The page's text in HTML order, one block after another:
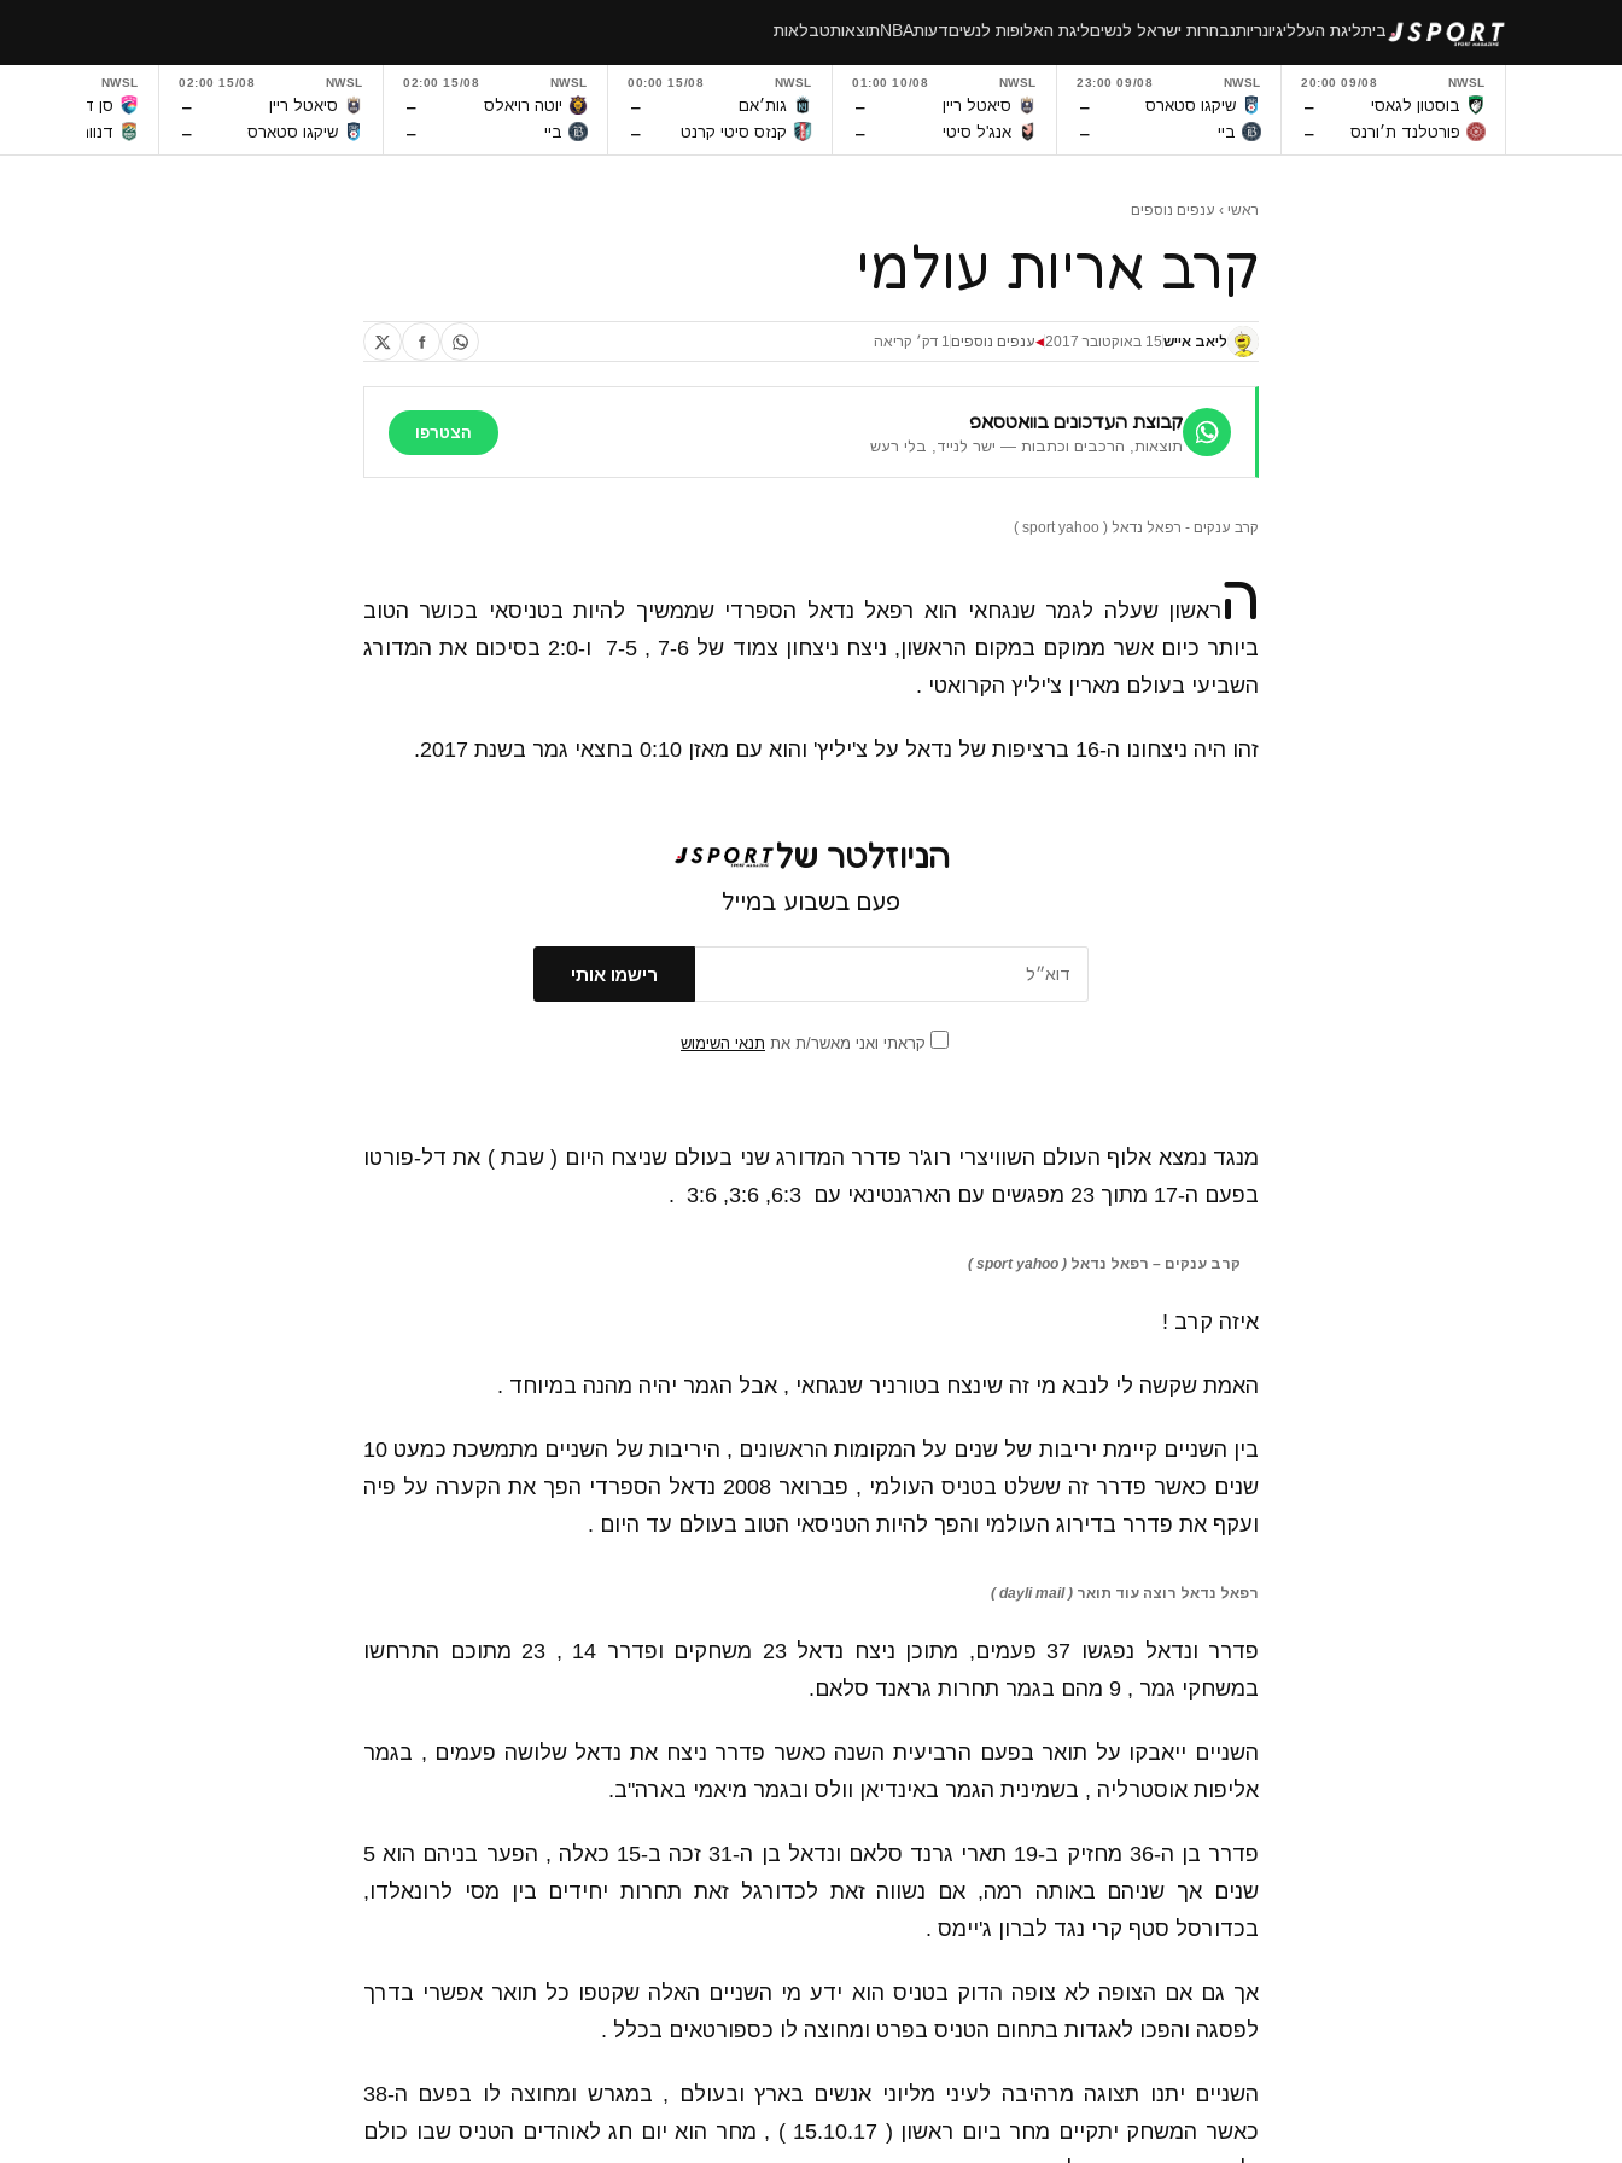
ביתליגת העלליגיונריותנבחרות ישראל לנשיםליגת האלופות לנשיםדעותNBAתוצאותטבלאות
NWSL
09/08 20:00
בוסטון לגאסי –
פורטלנד ת׳ורנס –
NWSL
09/08 23:00
שיקגו סטארס –
ביי –
NWSL
10/08 01:00
סיאטל ריין –
אנג'ל סיטי –
NWSL
15/08 00:00
גות׳אם –
קנזס סיטי קרנט –
NWSL
15/08 02:00
יוטה רויאלס –
ביי –
NWSL
15/08 02:00
סיאטל ריין –
שיקגו סטארס –
NWSL
סן דייגו וייב
דנוור סאמיט
ראשי › ענפים נוספים
קרב אריות עולמי
ליאב אייש15 באוקטובר 2017 ◀ענפים נוספים 1 דק׳ קריאה
קבוצת העדכונים בוואטסאפ
תוצאות, הרכבים וכתבות — ישר לנייד, בלי רעש
הצטרפו
קרב ענקים - רפאל נדאל ( sport yahoo )
הראשון שעלה לגמר שנגחאי הוא רפאל נדאל הספרדי שממשיך להיות בטניסאי בכושר הטוב
ביותר כיום אשר ממוקם במקום הראשון, ניצח ניצחון צמוד של 7-6 , 7-5 ו-2:0 בסיכום את המדורג
השביעי בעולם מארין צ'יליץ הקרואטי .
זהו היה ניצחונו ה-16 ברציפות של נדאל על צ'יליץ' והוא עם מאזן 0:10 בחצאי גמר בשנת 2017.
הניוזלטר של
פעם בשבוע במייל
קראתי ואני מאשר/ת את תנאי השימוש
מנגד נמצא אלוף העולם השוויצרי רוג'ר פדרר המדורג שני בעולם שניצח היום ( שבת ) את דל-פורטו
בפעם ה-17 מתוך 23 מפגשים עם הארגנטינאי עם 6:3, 3:6, 3:6 .
קרב ענקים – רפאל נדאל ( sport yahoo )
איזה קרב !
האמת שקשה לי לנבא מי זה שינצח בטורניר שנגחאי , אבל הגמר יהיה מהנה במיוחד .
בין השניים קיימת יריבות של שנים על המקומות הראשונים , היריבות של השניים מתמשכת כמעט 10
שנים כאשר פדרר זה ששלט בטניס העולמי , פברואר 2008 נדאל הספרדי הפך את הקערה על פיה
ועקף את פדרר בדירוג העולמי והפך להיות הטניסאי הטוב בעולם עד היום .
רפאל נדאל רוצה עוד תואר ( dayli mail )
פדרר ונדאל נפגשו 37 פעמים, מתוכן ניצח נדאל 23 משחקים ופדרר 14 , 23 מתוכם התרחשו
במשחקי גמר , 9 מהם בגמר תחרות גראנד סלאם.
השניים ייאבקו על תואר בפעם הרביעית השנה כאשר פדרר ניצח את נדאל שלושה פעמים , בגמר
אליפות אוסטרליה , בשמינית הגמר באינדיאן וולס ובגמר מיאמי בארה"ב.
פדרר בן ה-36 מחזיק ב-19 תארי גרנד סלאם ונדאל בן ה-31 זכה ב-15 כאלה , הפער בניהם הוא 5
שנים אך שניהם באותה רמה, אם נשווה זאת לכדורגל זאת תחרות יחידים בין מסי לרונאלדו,
בכדורסל סטף קרי נגד לברון ג'יימס .
אך גם אם הצופה לא צופה הדוק בטניס הוא ידע מי השניים האלה שקטפו כל תואר אפשרי בדרך
לפסגה והפכו לאגדות בתחום הטניס בפרט ומחוצה לו כספורטאים בכלל .
השניים יתנו תצוגה מרהיבה לעיני מליוני אנשים בארץ ובעולם , במגרש ומחוצה לו בפעם ה-38
כאשר המשחק יתקיים מחר ביום ראשון ( 15.10.17 ) , מחר הוא יום חג לאוהדים הטניס שבו כולם